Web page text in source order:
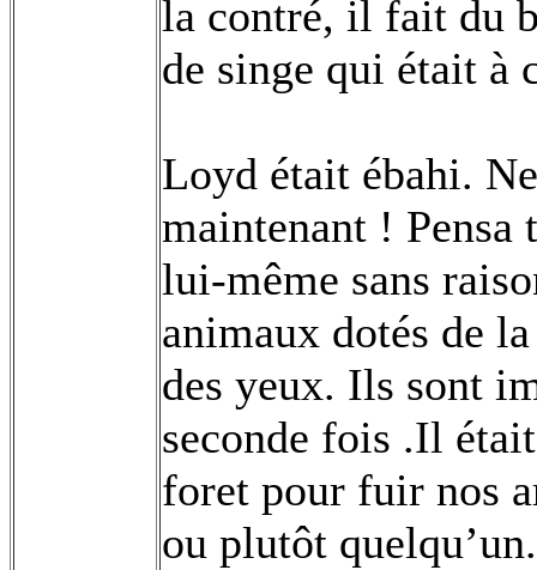
la contré, il fait du
de singe qui était à
Loyd était ébahi.
maintenant !
lui-même sans
animaux dotés de
des yeux. Ils sont
seconde fois .Il
foret pour fuir nos
ou plutôt quelqu’un.